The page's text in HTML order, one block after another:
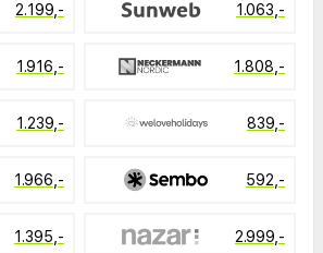
2.199,- 1.063,-
1.916,- 1.808,-
1.239,- 839,-
1.966,- 592,-
1.395,- 2.999,-